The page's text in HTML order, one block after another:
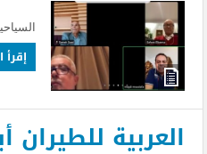
إقرأ
العربية للطيران